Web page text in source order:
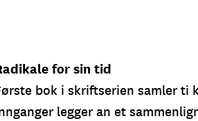
for sin tid
bok i skriftserien samler ti
legger an et